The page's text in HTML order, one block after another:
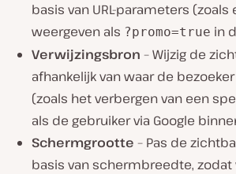
basis van URL-parameters
weergeven als ?promo=true in
Verwijzingsbron – Wijzig de
afhankelijk van waar de
(zoals het verbergen van een
als de gebruiker via Google
Schermgrootte – Pas de
basis van schermbreedte,